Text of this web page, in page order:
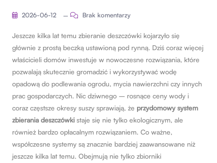
2026-06-12 Brak komentarzy
Jeszcze kilka lat temu zbieranie deszczówki kojarzyło się
głównie z prostą beczką ustawioną pod rynną. Dziś coraz więcej
właścicieli domów inwestuje w nowoczesne rozwiązania, które
pozwalają skutecznie gromadzić i wykorzystywać wodę
opadową do podlewania ogrodu, mycia nawierzchni czy innych
prac gospodarczych. Nic dziwnego – rosnące ceny wody i
coraz częstsze okresy suszy sprawiają, że przydomowy system
zbierania deszczówki staje się nie tylko ekologicznym, ale
również bardzo opłacalnym rozwiązaniem. Co ważne,
współczesne systemy są znacznie bardziej zaawansowane niż
jeszcze kilka lat temu. Obejmują nie tylko zbiorniki